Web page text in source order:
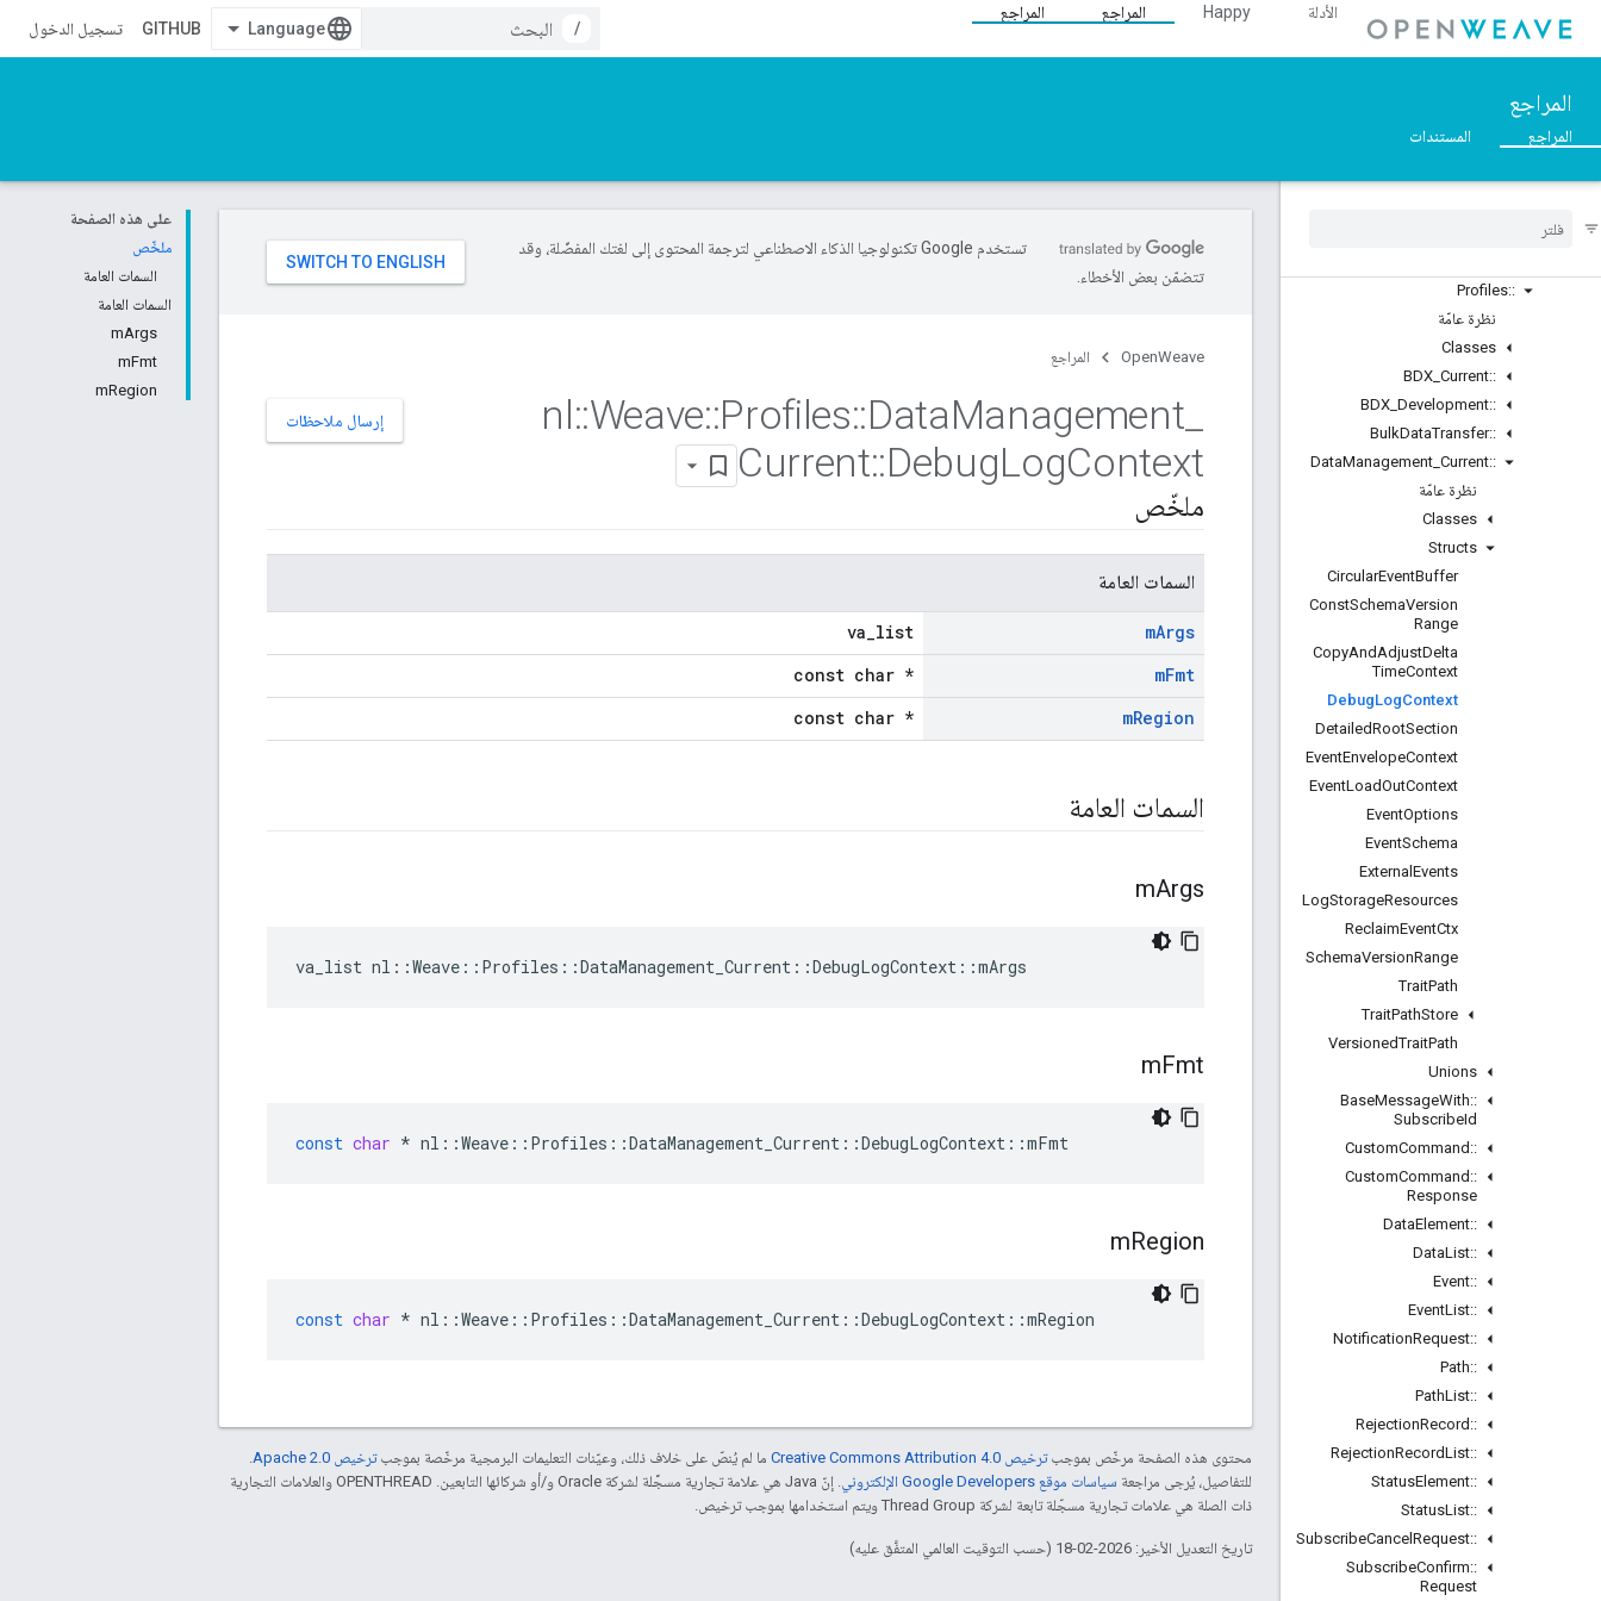
الأدلة Happy المراجع
المراجع
/
GITHUB تسجيل الدخول
المراجع
المراجع المستندات
::Weave
نظرة عامّة
Structs
Unions
::
Profiles
نظرة عامّة
Classes
::
BDX Current
::
BDX Development
::
BulkDataTransfer
::
DataManagement Current
نظرة عامّة
Classes
Structs
CircularEventBuffer
ConstSchemaVersion
Range
CopyAndAdjustDelta
TimeContext
DebugLogContext
DetailedRootSection
EventEnvelopeContext
EventLoadOutContext
EventOptions
EventSchema
External Events
LogStorageResources
ReclaimEventCtx
SchemaVersionRange
TraitPath
TraitPathStore
VersionedTraitPath
Unions
::
BaseMessageWith
SubscribeId
::
CustomCommand
::
CustomCommand
Response
::
DataElement
::
DataList
::
Event
::
EventList
::
NotificationRequest
::
Path
::
PathList
::
RejectionRecord
::
RejectionRecordList
::
StatusElement
::
StatusList
::
SubscribeCancel Request
::
SubscribeConfirm
Request
على هذه الصفحة
ملخّص
السمات العامة
السمات العامة
mArgs
mFmt
mRegion
تستخدم Google تكنولوجيا الذكاء الاصطناعي لترجمة المحتوى إلى لغتك المفضّلة، وقد
تتضمّن بعض الأخطاء.
OpenWeave المراجع
إرسال ملاحظات nl::Weave::Profiles::DataManagement
Current::DebugLogContext
ملخّص
السمات العامة
mArgs
va_list
mFmt
const char *
mRegion
const char *
السمات العامة
mArgs
va_list nl::Weave::Profiles::DataManagement_Current::DebugLogContext::mArgs
mFmt
const char * nl ::Weave :: Profiles ::DataManagement_Current ::DebugLogContext ::mFmt
mRegion
const char * nl ::Weave :: Profiles ::DataManagement_Current ::DebugLogContext ::mRegion
محتوى هذه الصفحة مرخّص بموجبترخيص Creative Commons Attribution 4.0‏ ما لم يُنصّ على خلاف ذلك، وعيّنات التعليمات البرمجية مرخّصة بموجبترخيص Apache 2.0‏
.
للتفاصيل، يُرجى مراجعة سياسات موقع Google Developers الإلكتروني
. إنّ Java هي علامة تجارية مسجَّلة لشركة Oracle و/أو شركائها التابعين. ‫OPENTHREAD والعلامات التجارية
ذات الصلة هي علامات تجارية مسجّلة تابعة لشركة Thread Group ويتم استخدامها بموجب ترخيص.
تاريخ التعديل الأخير: 2026-02-18 (حسب التوقيت العالمي المتفَّق عليه)